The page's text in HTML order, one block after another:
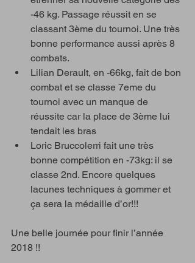
-46 kg. Passage réussit en se
classant 3ème du tournoi. Une très
bonne performance aussi après 8
combats.
Lilian Derault, en -66kg, fait de bon
combat et se classe 7eme du
tournoi avec un manque de
réussite car la place de 3ème lui
tendait les bras
Loric Bruccolerri fait une très
bonne compétition en -73kg: il se
classe 2nd. Encore quelques
lacunes techniques à gommer et
ça sera la médaille d’or!!!
Une belle journée pour finir l’année
2018 !!